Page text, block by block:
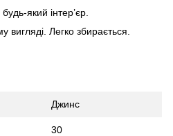
який інтер’єр.
вигляді. Легко збирається.
Джинс
30